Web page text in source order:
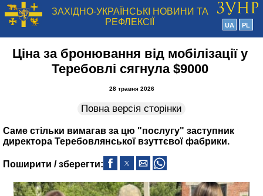
ЗАХІДНО-УКРАЇНСЬКІ НОВИНИ ТА
РЕФЛЕКСІЇ
UA PL
Ціна за бронювання від мобілізації у
Теребовлі сягнула $9000
28 травня 2026
Повна версія сторінки
Саме стільки вимагав за цю "послугу" заступник
директора Теребовлянської взуттєвої фабрики.
Поширити / зберегти: